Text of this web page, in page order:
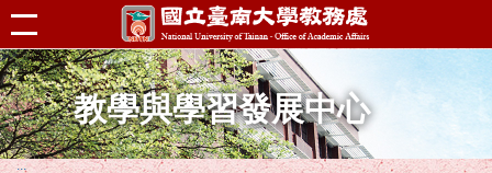
跳到主要內容區塊
教學與學習發展中心